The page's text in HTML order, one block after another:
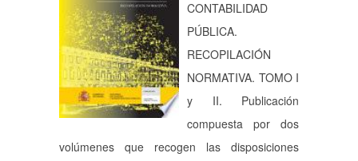
CONTABILIDAD
PÚBLICA.
RECOPILACIÓN
NORMATIVA. TOMO I
y II. Publicación
compuesta por dos
volúmenes que recogen las disposiciones